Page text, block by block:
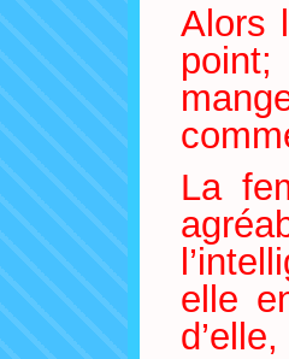
Alors
La
elle